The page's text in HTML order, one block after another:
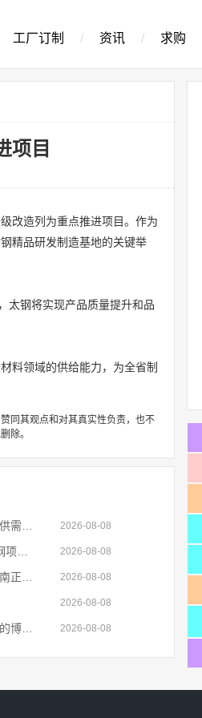
工厂订制 / 资讯 / 求购
项目
改造列为重点推进项目。作为
精品研发制造基地的关键举
太钢将实现产品质量提升和品
料领域的供给能力，为全省制
同其观点和对其真实性负责，也不
除。
2026-08-08
2026-08-08
2026-08-08
2026-08-08
2026-08-08